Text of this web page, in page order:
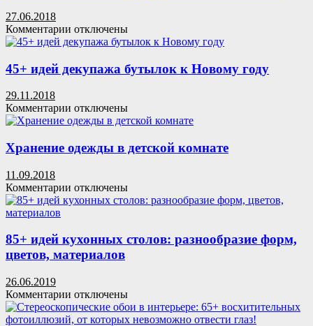
27.06.2018
Комментарии к
записи
покрытие
для
что
это
такое?
и
меламина
отключены
45+ идей декупажа бутылок к Новому году
29.11.2018
Комментарии к
записи
идей
декупажа
Новому
году
отключены
Хранение одежды в детской комнате
11.09.2018
Комментарии к
записи
в
детской
комнате
отключены
85+ идей кухонных столов: разнообразие форм,
цветов, материалов
26.06.2019
Комментарии к
записи
85+
отключены